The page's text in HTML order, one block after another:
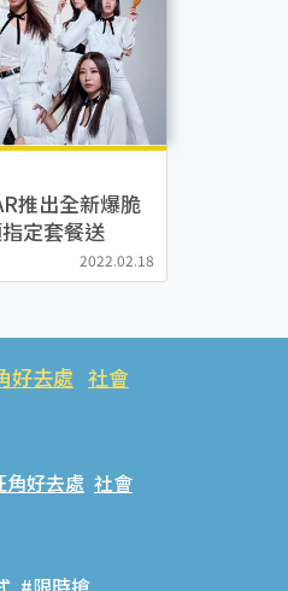
推出全新爆脆
定套餐送
/貼紙！1:1紙板
2022.02.18
好去處 社會
角好去處 社會